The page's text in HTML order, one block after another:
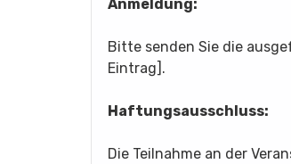
Anmeldung:
Bitte senden Sie die
Eintrag].
Haftungsausschluss:
Die Teilnahme an der